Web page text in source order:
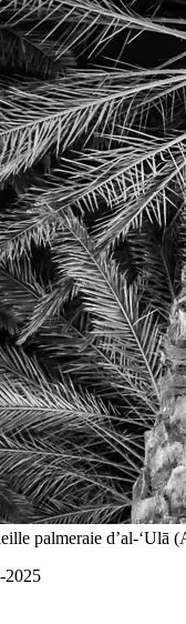
palmeraie d’al-
2025